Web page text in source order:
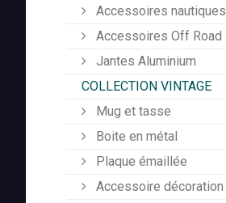
Accessoires nautiques
Accessoires Off Road
Jantes Aluminium
COLLECTION VINTAGE
Mug et tasse
Boite en métal
Plaque émaillée
Accessoire décoration